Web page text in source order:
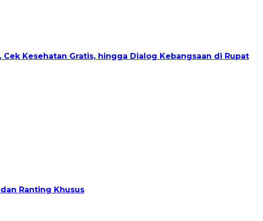
Kesehatan Gratis, hingga Dialog Kebangsaan di Rupat
Ranting Khusus